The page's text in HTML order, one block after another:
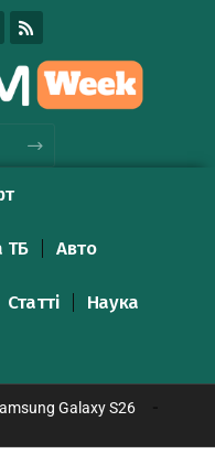
ТБ Авто
Статті Наука
Galaxy S26